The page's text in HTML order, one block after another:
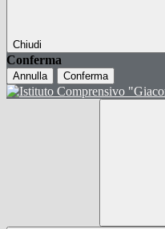
Chiudi
Conferma
Annulla Conferma